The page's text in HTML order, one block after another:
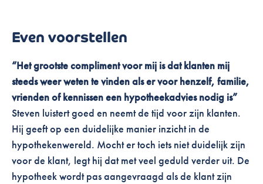
Even voorstellen
“Het grootstecomplimentvoor mij is dat klanten mij
steeds weer weten te vinden als er voor henzelf, familie,
vrienden of kennissen een hypotheekadvies nodig is”
Steven luistert goed en neemt de tijd voor zijn klanten.
Hij geeft op een duidelijke manier inzicht in de
hypothekenwereld. Mocht er toch iets niet duidelijk zijn
voor de klant, legt hij dat met veel geduld verder uit. De
hypotheek wordt pas aangevraagd als de klant zijn